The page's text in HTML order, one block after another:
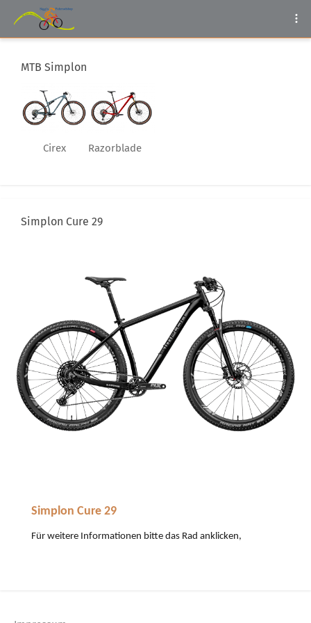
MTB Simplon
Cirex Razorblade
Simplon Cure 29
Simplon Cure29
Für weitere Informationen bitte das Rad anklicken,